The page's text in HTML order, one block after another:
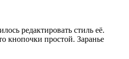
редактировать стиль её.
кнопочки простой. Заранье